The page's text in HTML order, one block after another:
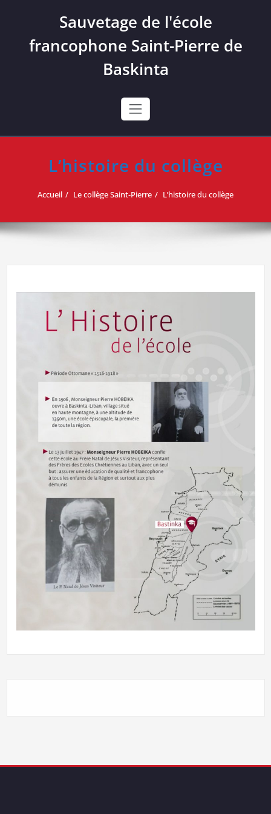
Sauvetage de l'école
francophone Saint-Pierre de
Baskinta
L’histoire du collège
Accueil Le collège Saint-Pierre L’histoire du collège